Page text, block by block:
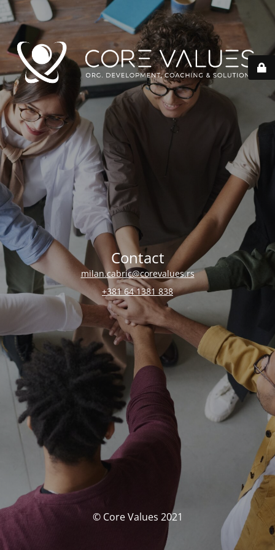
Contact
milan.cabric@corevalues.rs
+381 64 1381 838
© Core Values 2021